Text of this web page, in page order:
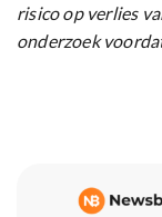
risico op verlies
onderzoek